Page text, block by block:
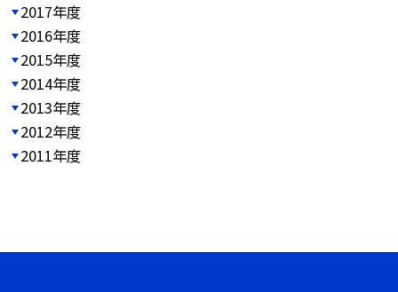
2017年度
2016年度
2015年度
2014年度
2013年度
2012年度
2011年度